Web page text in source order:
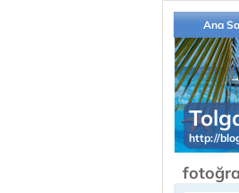
Ana
http://